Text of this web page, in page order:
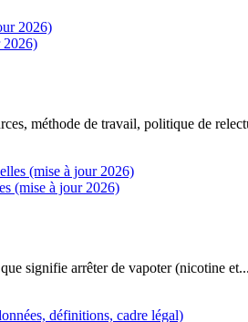
2026)
méthode de travail, politique de
(mise à jour 2026)
signifie arrêter de vapoter (nicotine et...